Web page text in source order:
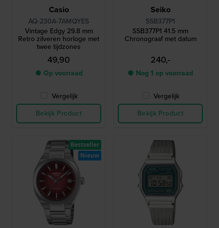
Casio
AQ-230A-7AMQYES
Vintage Edgy 29.8 mm
Retro zilveren horloge met
twee tijdzones
49,90
● Op voorraad
Vergelijk
Bekijk Product
Seiko
SSB377P1
SSB377P1 41.5 mm
Chronograaf met datum
240,-
● Nog 1 op voorraad
Vergelijk
Bekijk Product
Bestseller
Nieuw